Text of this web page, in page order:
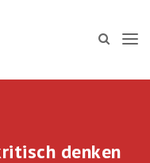
denken